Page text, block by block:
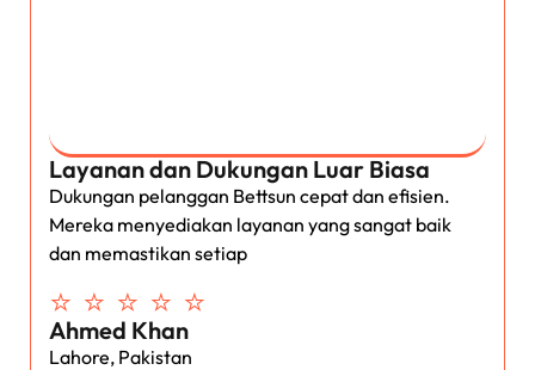
Layanan dan Dukungan Luar Biasa
Dukungan pelanggan Bettsun cepat dan efisien.
Mereka menyediakan layanan yang sangat baik
dan memastikan setiap
⭐ ⭐ ⭐ ⭐ ⭐
Ahmed Khan
Lahore, Pakistan